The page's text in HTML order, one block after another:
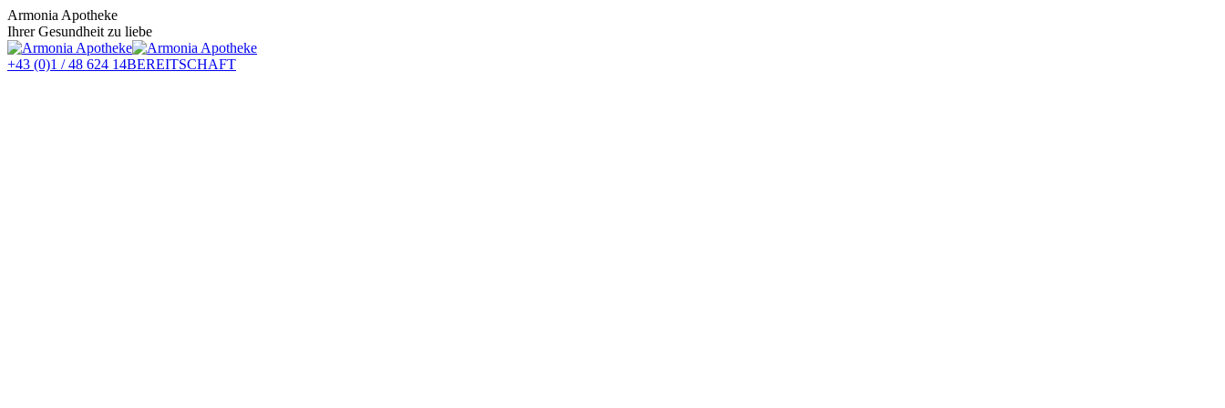
Zum
Inhalt
springen
Armonia Apotheke
Ihrer Gesundheit zu liebe
+43 (0)1 / 48 624 14BEREITSCHAFT